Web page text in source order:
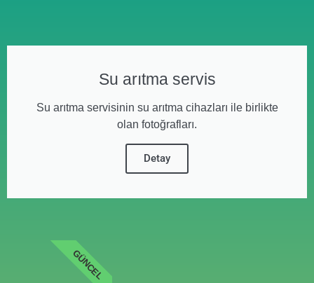
Su arıtma servis
Su arıtma servisinin su arıtma cihazları ile birlikte
olan fotoğrafları.
Detay
GÜNCEL